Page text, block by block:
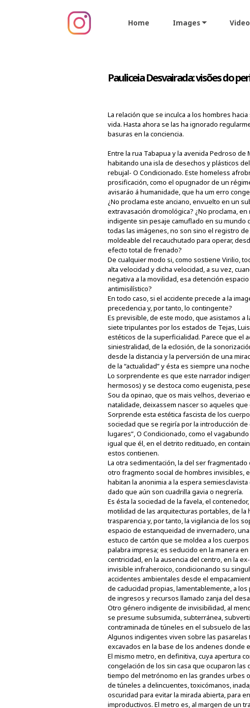
Home Images Video
Pauliceia Desvairada:visões do
La relación que se inculca a los hombres
vida. Hasta ahora se las ha ignorado
basuras en la conciencia.
Entre la rua Tabapua y la avenida Pedroso
habitando una isla de desechos y plásticos
rebujal- O Condicionado. Este homeless
prosificación, como el opugnador de un
avisaráo á humanidade, que ha um erro
¿No proclama este anciano, envuelto en un
extravasación dromológica? ¿No proclama,
indigente sin pesaje camuflado en su mundo
todas las imágenes, no son sino el registro
moldeable del recauchutado para operar,
efecto total de frenado?
De cualquier modo si, como sostiene Virilio,
alta velocidad y dicha velocidad, a su vez,
negativa a la movilidad, esa detención
antimisilístico?
En todo caso, si el accidente precede a la
precedencia y, por tanto, lo contingente?
Es previsible, de este modo, que asistamos a
siete tripulantes por los estados de Tejas,
estéticos de la superficialidad. Parece que el
siniestralidad, de la eclosión, de la
desde la distancia y la perversión de una
de la “actualidad” y ésta es siempre una
Lo sorprendente es que este narrador
hermosos) y se destoca como eugenista,
Sou da opinao, que os mais velhos, deveriao
natalidade, deixassem nascer so aqueles
Sorprende esta estética fascista de los
sociedad que se regiría por la introducción
lugares”, O Condicionado, como el
igual que él, en el detrito redituado, en
estos contienen.
La otra sedimentación, la del ser
otro fragmento social de hombres invisibles,
habitan la anonimia a la espera
dado que aún son cuadrilla gavia o negrería.
Es ésta la sociedad de la favela, el
motilidad de las arquitecturas portables, de
trasparencia y, por tanto, la vigilancia de los
espacio de estanqueidad de invernadero,
estuco de cartón que se moldea a los
palabra impresa; es seducido en la manera
centricidad, en la ausencia del centro, en la
invisible infraheroico, condicionando su
accidentes ambientales desde el
de caducidad propias, lamentablemente, a
de ingresos y recursos llamado zanja del
Otro género indigente de invisibilidad, al
se presume subsumida, subterránea,
contraminada de túneles en el subsuelo de
Algunos indigentes viven sobre las
excavados en la base de los andenes donde
El mismo metro, en definitiva, cuya apertura
congelación de los sin casa que ocuparon
tiempo del metrónomo en las grandes urbes
de túneles a delincuentes, toxicómanos,
oscuridad para evitar la mirada abierta, para
improductivos. El metro es, al margen de un